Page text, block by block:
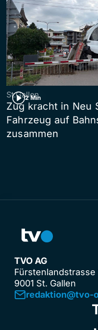
2 Min
St.Gallen
Zug kracht in Neu
Fahrzeug auf
zusammen
TVO AG
Fürstenlandstrasse
9001 St. Gallen
redaktion@tvo-